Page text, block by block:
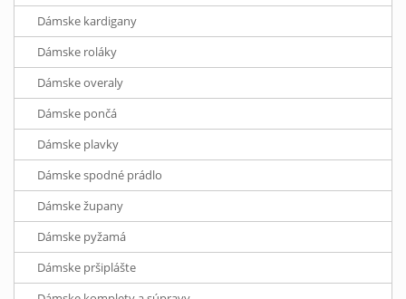
Dámske kardigany
Dámske roláky
Dámske overaly
Dámske pončá
Dámske plavky
Dámske spodné prádlo
Dámske župany
Dámske pyžamá
Dámske pršiplášte